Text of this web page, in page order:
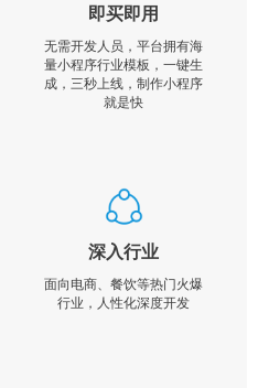
即买即用
无需开发人员，平台拥有海
量小程序行业模板，一键生
成，三秒上线，制作小程序
就是快
深入行业
面向电商、餐饮等热门火爆
行业，人性化深度开发